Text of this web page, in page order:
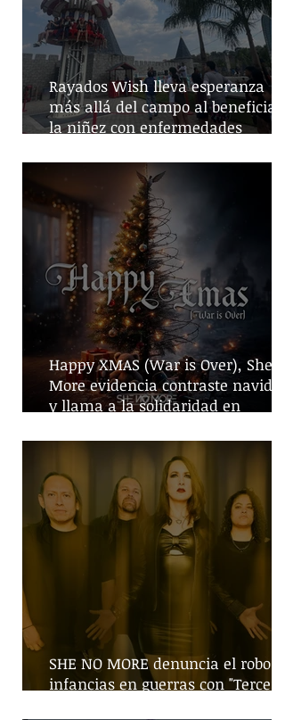
Rayados Wish lleva esperanza
más allá del campo al beneficiar a
la niñez con enfermedades
Happy XMAS (War is Over), She
More evidencia contraste
y llama a la solidaridad en
SHE NO MORE denuncia el robo de
infancias en guerras con "Tercera